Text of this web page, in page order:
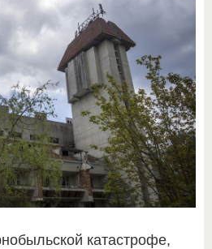
катастрофе,